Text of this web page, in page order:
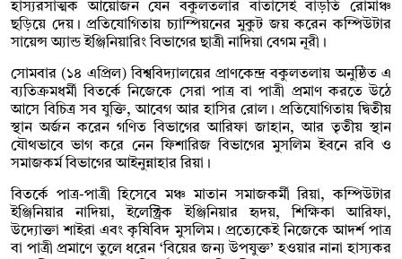
হাস্যরসাত্মক আয়োজন যেন বকুলতলার বাতাসেই বাড়তি রোমাঞ্চ
ছড়িয়ে দেয়। প্রতিযোগিতায় চ্যাম্পিয়নের মুকুট জয় করেন কম্পিউটার
সায়েন্স অ্যান্ড ইঞ্জিনিয়ারিং বিভাগের ছাত্রী নাদিয়া বেগম নূরী।
সোমবার (১৪ এপ্রিল) বিশ্ববিদ্যালয়ের প্রাণকেন্দ্র বকুলতলায় অনুষ্ঠিত এ
ব্যতিক্রমধর্মী বিতর্কে নিজেকে সেরা পাত্র বা পাত্রী প্রমাণ করতে উঠে
আসে বিচিত্র সব যুক্তি, আবেগ আর হাসির রোল। প্রতিযোগিতায় দ্বিতীয়
স্থান অর্জন করেন গণিত বিভাগের আরিফা জাহান, আর তৃতীয় স্থান
যৌথভাবে ভাগ করে নেন ফিশারিজ বিভাগের মুসলিম ইবনে রবি ও
সমাজকর্ম বিভাগের আইনুন্নাহার রিয়া।
বিতর্কে পাত্র-পাত্রী হিসেবে মঞ্চ মাতান সমাজকর্মী রিয়া, কম্পিউটার
ইঞ্জিনিয়ার নাদিয়া, ইলেক্ট্রিক ইঞ্জিনিয়ার হৃদয়, শিক্ষিকা আরিফা,
উদ্যোক্তা শাইরা এবং কৃষিবিদ মুসলিম। প্রত্যেকেই নিজেকে আদর্শ পাত্র
বা পাত্রী প্রমাণে তুলে ধরেন ‘বিয়ের জন্য উপযুক্ত’ হওয়ার নানা হাস্যকর